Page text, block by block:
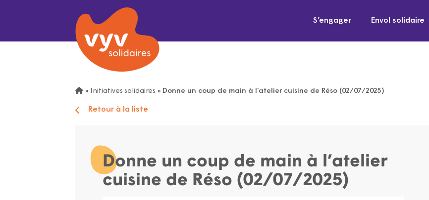
S’engager Envol solidaire
» Initiatives solidaires » Donne un coup de main à l’atelier cuisine de Réso (02/07/2025)
Retour à la liste
Donne un coup de main à l’atelier
cuisine de Réso (02/07/2025)